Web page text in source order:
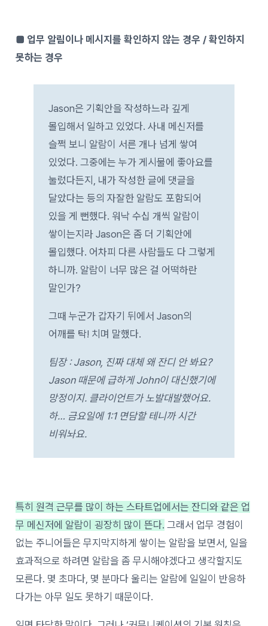
■ 업무 알림이나 메시지를 확인하지 않는 경우 / 확인하지
못하는 경우
Jason은 기획안을 작성하느라 깊게
몰입해서 일하고 있었다. 사내 메신저를
슬쩍 보니 알람이 서른 개나 넘게 쌓여
있었다. 그중에는 누가 게시물에 좋아요를
눌렀다든지, 내가 작성한 글에 댓글을
달았다는 등의 자잘한 알람도 포함되어
있을 게 뻔했다. 워낙 수십 개씩 알람이
쌓이는지라 Jason은 좀 더 기획안에
몰입했다. 어차피 다른 사람들도 다 그렇게
하니까. 알람이 너무 많은 걸 어떡하란
말인가?
그때 누군가 갑자기 뒤에서 Jason의
어깨를 탁! 치며 말했다.
팀장 : Jason, 진짜 대체 왜 잔디 안 봐요?
Jason 때문에 급하게 John이 대신했기에
망정이지. 클라이언트가 노발대발했어요.
하… 금요일에 1:1 면담할 테니까 시간
비워놔요.
특히 원격 근무를 많이 하는 스타트업에서는 잔디와 같은 업
무 메신저에 알람이 굉장히 많이 뜬다. 그래서 업무 경험이
없는 주니어들은 무지막지하게 쌓이는 알람을 보면서, 일을
효과적으로 하려면 알람을 좀 무시해야겠다고 생각할지도
모른다. 몇 초마다, 몇 분마다 울리는 알람에 일일이 반응하
다가는 아무 일도 못하기 때문이다.